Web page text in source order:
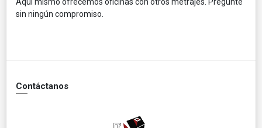
sin ningún compromiso.
Contáctanos